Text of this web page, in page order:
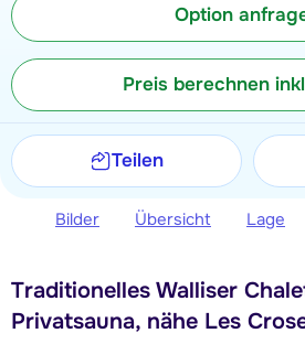
Option
Preis berechnen
Teilen
Bilder Übersicht Lage
Traditionelles Walliser
Privatsauna, nähe Les